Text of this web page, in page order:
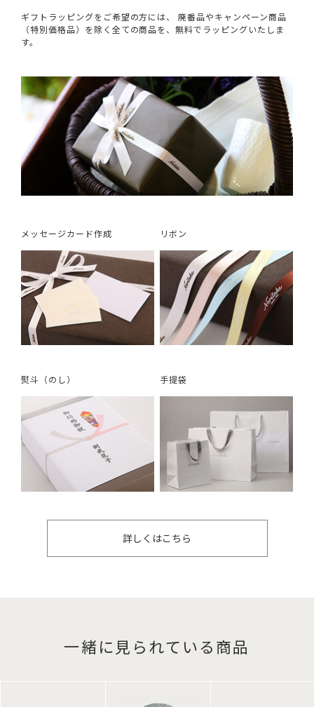
ギフトラッピングをご希望の方には、 廃番品やキャンペーン商品
（特別価格品）を除く全ての商品を、無料でラッピングいたしま
す。
メッセージカード作成 リボン
熨斗（のし） 手提袋
詳しくはこちら
一緒に見られている商品